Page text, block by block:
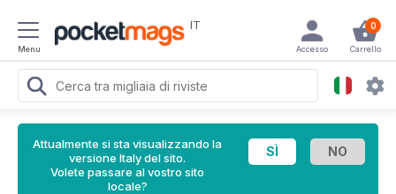
Menu
IT 0
Carrello
Accesso
Attualmente si sta visualizzando la
versione Italy del sito.
Volete passare al vostro sito
locale?